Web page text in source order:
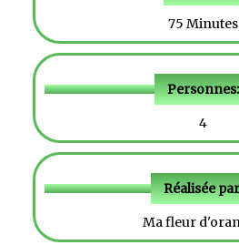
75 Minutes
Personnes:
4
Réalisée
Ma fleur